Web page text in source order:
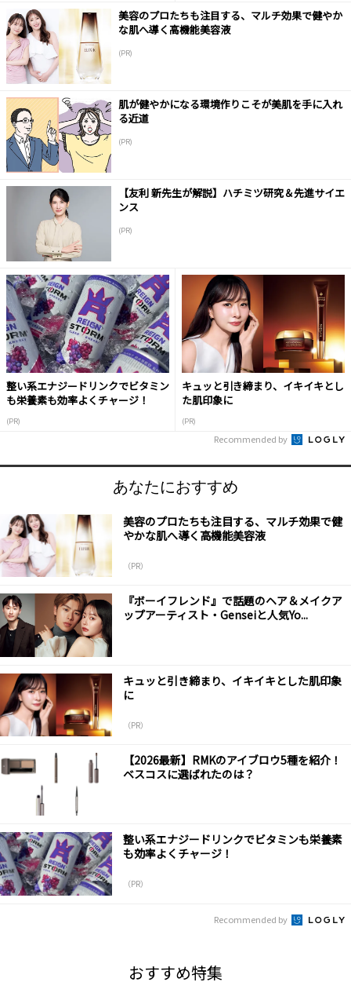
美容のプロたちも注目する、マルチ効果で健やか
な肌へ導く高機能美容液
(PR)
肌が健やかになる環境作りこそが美肌を手に入れ
る近道
(PR)
【友利 新先生が解説】ハチミツ研究＆先進サイエ
ンス
(PR)
整い系エナジードリンクでビタミン
も栄養素も効率よくチャージ！
(PR)
キュッと引き締まり、イキイキとし
た肌印象に
(PR)
Recommended by
あなたにおすすめ
美容のプロたちも注目する、マルチ効果で健
やかな肌へ導く高機能美容液
（PR）
『ボーイフレンド』で話題のヘア＆メイクア
ップアーティスト・Genseiと人気Yo...
キュッと引き締まり、イキイキとした肌印象
に
（PR）
【2026最新】RMKのアイブロウ5種を紹介！
ベスコスに選ばれたのは？
整い系エナジードリンクでビタミンも栄養素
も効率よくチャージ！
（PR）
Recommended by
おすすめ特集